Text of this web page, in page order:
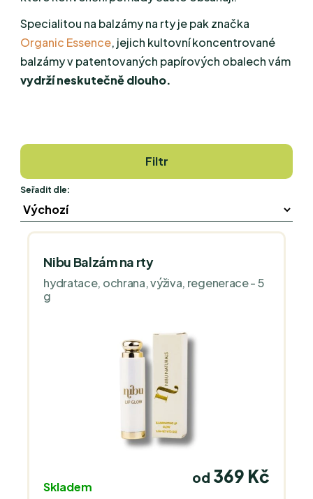
Specialitou na balzámy na rty je pak značka
Organic Essence, jejich kultovní koncentrované
balzámy v patentovaných papírových obalech vám
vydrží neskutečně dlouho.
Filtr
Seřadit dle:
Nibu Balzám na rty
hydratace, ochrana, výživa, regenerace - 5
g
Skladem
od 369 Kč